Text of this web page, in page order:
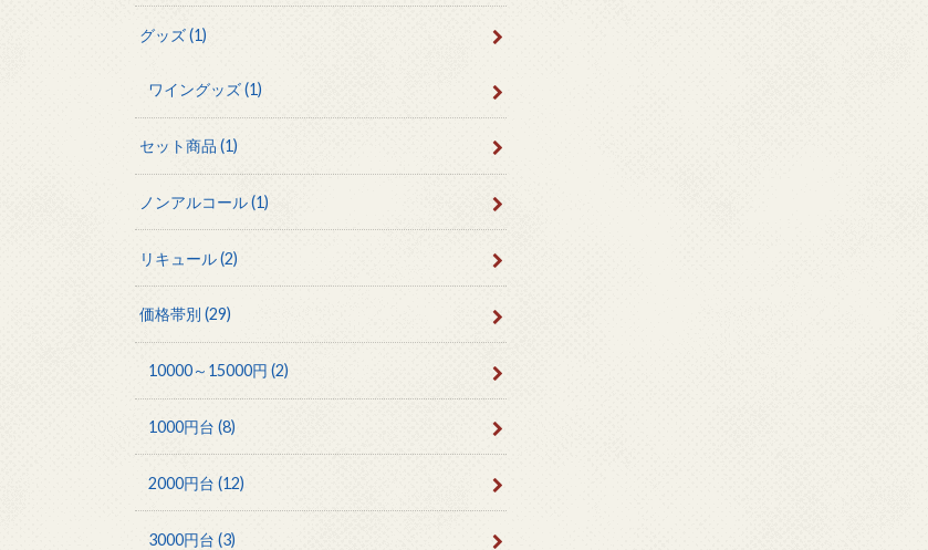
グッズ(1)
ワイングッズ(1)
セット商品(1)
ノンアルコール(1)
リキュール(2)
価格帯別(29)
10000～15000円 (2)
1000円台 (8)
2000円台 (12)
3000円台 (3)